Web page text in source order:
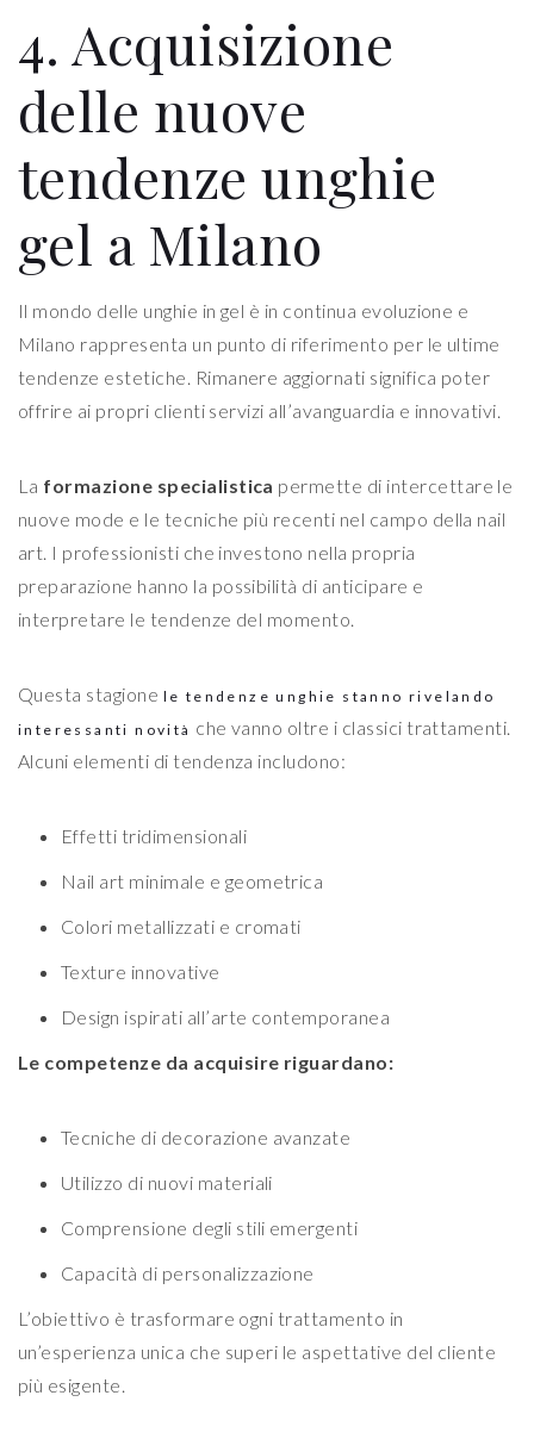
4. Acquisizione
delle nuove
tendenze unghie
gel a Milano
Il mondo delle unghie in gel è in continua evoluzione e
Milano rappresenta un punto di riferimento per le ultime
tendenze estetiche. Rimanere aggiornati significa poter
offrire ai propri clienti servizi all’avanguardia e innovativi.
La formazione specialistica permette di intercettare le
nuove mode e le tecniche più recenti nel campo della nail
art. I professionisti che investono nella propria
preparazione hanno la possibilità di anticipare e
interpretare le tendenze del momento.
Questa stagione le tendenze unghie stanno rivelando
interessanti novità che vanno oltre i classici trattamenti.
Alcuni elementi di tendenza includono:
Effetti tridimensionali
Nail art minimale e geometrica
Colori metallizzati e cromati
Texture innovative
Design ispirati all’arte contemporanea
Le competenze da acquisire riguardano:
Tecniche di decorazione avanzate
Utilizzo di nuovi materiali
Comprensione degli stili emergenti
Capacità di personalizzazione
L’obiettivo è trasformare ogni trattamento in
un’esperienza unica che superi le aspettative del cliente
più esigente.